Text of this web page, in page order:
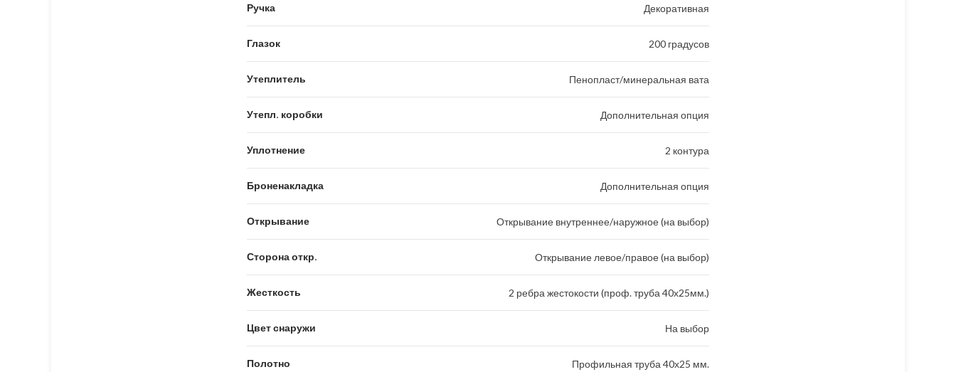
Ручка Декоративная
Глазок 200 градусов
Утеплитель Пенопласт/минеральная вата
Утепл. коробки Дополнительная опция
Уплотнение 2 контура
Броненакладка Дополнительная опция
Открывание Открывание внутреннее/наружное (на выбор)
Сторона откр. Открывание левое/правое (на выбор)
Жесткость 2 ребра жестокости (проф. труба 40х25мм.)
Цвет снаружи На выбор
Полотно Профильная труба 40х25 мм.